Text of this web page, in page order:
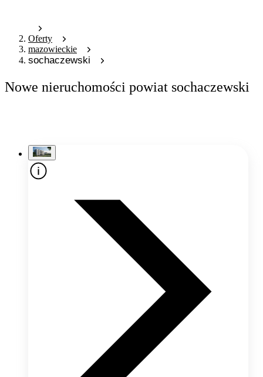
Oferty
mazowieckie
sochaczewski
Nowe nieruchomości powiat sochaczewski